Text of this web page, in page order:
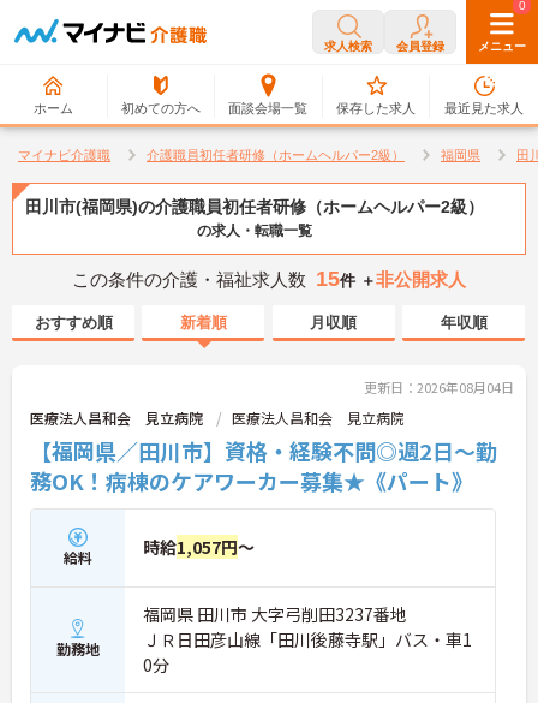
求人検索 会員登録 メニュー
ホーム 初めての方へ 面談会場一覧
0
保存した求人
0
最近見た求人
マイナビ介護職 介護職員初任者研修（ホームヘルパー2級） 福岡県 田
田川市(福岡県)の介護職員初任者研修（ホームヘルパー2級）
の求人・転職一覧
この条件の介護・福祉求人数 15件 ＋非公開求人
おすすめ順 新着順 月収順 年収順
更新日：2026年08月04日
医療法人昌和会 見立病院 医療法人昌和会 見立病院
【福岡県／田川市】資格・経験不問◎週2日～勤
務OK！病棟のケアワーカー募集★《パート》
給料 時給1,057円～
勤務地
福岡県 田川市 大字弓削田3237番地
ＪＲ日田彦山線「田川後藤寺駅」バス・車1
0分